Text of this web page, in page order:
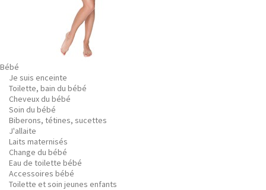
Bébé
Je suis enceinte
Toilette, bain du bébé
Cheveux du bébé
Soin du bébé
Biberons, tétines, sucettes
J'allaite
Laits maternisés
Change du bébé
Eau de toilette bébé
Accessoires bébé
Toilette et soin jeunes enfants